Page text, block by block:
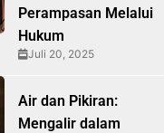
Perampasan Melalui
Hukum
Juli 20, 2025
Air dan Pikiran:
Mengalir dalam